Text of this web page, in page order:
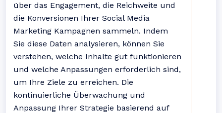
über das Engagement, die Reichweite und
die Konversionen Ihrer Social Media
Marketing Kampagnen sammeln. Indem
Sie diese Daten analysieren, können Sie
verstehen, welche Inhalte gut funktionieren
und welche Anpassungen erforderlich sind,
um Ihre Ziele zu erreichen. Die
kontinuierliche Überwachung und
Anpassung Ihrer Strategie basierend auf